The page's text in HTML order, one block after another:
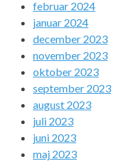
februar 2024
januar 2024
december 2023
november 2023
oktober 2023
september 2023
august 2023
juli 2023
juni 2023
maj 2023